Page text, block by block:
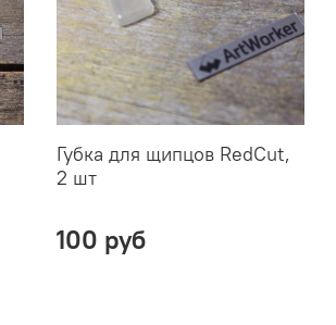
Губка для щипцов RedCut,
2 шт
100 руб